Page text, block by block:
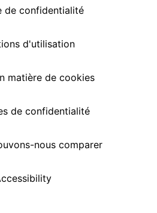
de confidentialité
d'utilisation
matière de cookies
de confidentialité
nous comparer